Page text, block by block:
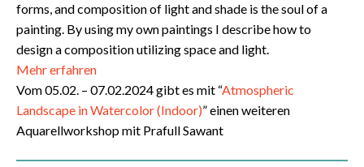
forms, and composition of light and shade is the soul of a
painting. By using my own paintings I describe how to
design a composition utilizing space and light.
Mehr erfahren
Vom 05.02. – 07.02.2024 gibt es mit “Atmospheric
Landscape in Watercolor (Indoor)” einen weiteren
Aquarellworkshop mit Prafull Sawant